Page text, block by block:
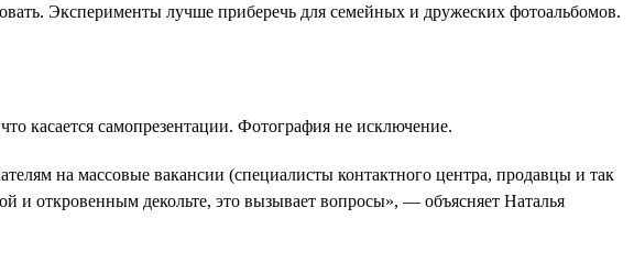
Эксперименты лучше приберечь для семейных и дружеских фотоальбомов.
касается самопрезентации. Фотография не исключение.
на массовые вакансии (специалисты контактного центра, продавцы и так
и откровенным декольте, это вызывает вопросы», — объясняет Наталья